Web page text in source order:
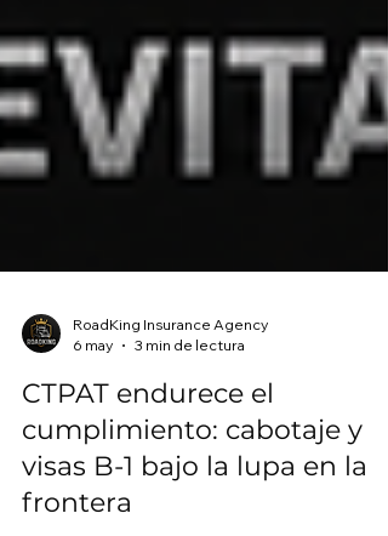
RoadKing Insurance Agency
6 may
3 min de lectura
CTPAT endurece el
cumplimiento: cabotaje y